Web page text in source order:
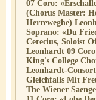
07 Coro:
(Chorus Master:
Herreweghe)
Soprano: «Du
Cerecius, Soloist
Leonhardt 09
King's College
Leonhardt-
Gleichfalls Mit
The Wiener